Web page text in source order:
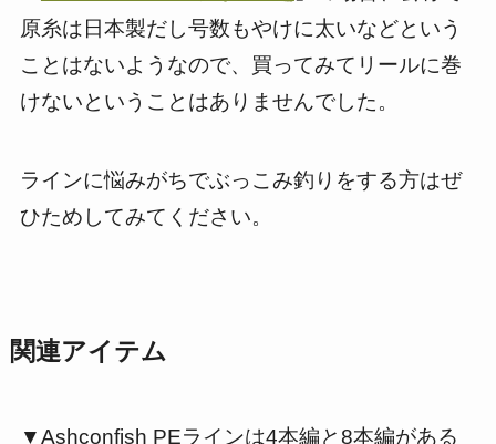
原糸は日本製だし号数もやけに太いなどという
ことはないようなので、買ってみてリールに巻
けないということはありませんでした。
ラインに悩みがちでぶっこみ釣りをする方はぜ
ひためしてみてください。
関連アイテム
▼Ashconfish PEラインは4本編と8本編がある